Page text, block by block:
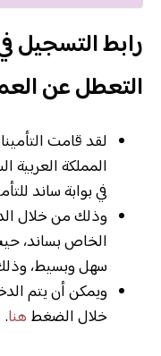
رابط التسجيل
التعطل عن العمل
لقد قامت
المملكة
في بوابة ساند
وذلك من خلال
الخاص بساند،
سهل وبسيط،
ويمكن أن يتم
خلال الضغط هنا.